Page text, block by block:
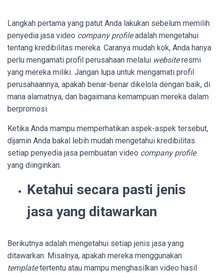
Langkah pertama yang patut Anda lakukan sebelum memilih
penyedia jasa video company profileadalah mengetahui
tentang kredibilitas mereka. Caranya mudah kok, Anda hanya
perlu mengamati profil perusahaan melalui websiteresmi
yang mereka miliki. Jangan lupa untuk mengamati profil
perusahaannya, apakah benar-benar dikelola dengan baik, di
mana alamatnya, dan bagaimana kemampuan mereka dalam
berpromosi.
Ketika Anda mampu memperhatikan aspek-aspek tersebut,
dijamin Anda bakal lebih mudah mengetahui kredibilitas
setiap penyedia jasa pembuatan video company profile
yang diinginkan.
Ketahui secara pasti jenis
jasa yang ditawarkan
Berikutnya adalah mengetahui setiap jenis jasa yang
ditawarkan. Misalnya, apakah mereka menggunakan
templatetertentu atau mampu menghasilkan video hasil